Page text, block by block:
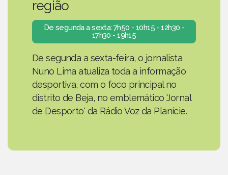
região
De segunda a sexta: 7h50 - 10h15 - 12h30 -
17h30 - 19h15
De segunda a sexta-feira, o jornalista
Nuno Lima atualiza toda a informação
desportiva, com o foco principal no
distrito de Beja, no emblemático 'Jornal
de Desporto' da Rádio Voz da Planície.